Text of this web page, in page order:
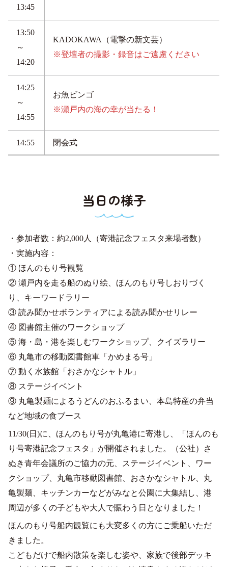
13:45
13:50
～
14:20
KADOKAWA（電撃の新文芸）
※登壇者の撮影・録音はご遠慮ください
14:25
～
14:55
お魚ビンゴ
※瀬戸内の海の幸が当たる！
14:55 閉会式
当日の様子
・参加者数：約2,000人（寄港記念フェスタ来場者数）
・実施内容：
① ほんのもり号観覧
② 瀬戸内を走る船のぬり絵、ほんのもり号しおりづく
り、キーワードラリー
③ 読み聞かせボランティアによる読み聞かせリレー
④ 図書館主催のワークショップ
⑤ 海・島・港を楽しむワークショップ、クイズラリー
⑥ 丸亀市の移動図書館車「かめまる号」
⑦ 動く水族館「おさかなシャトル」
⑧ ステージイベント
⑨ 丸亀製麺によるうどんのおふるまい、本島特産の弁当
など地域の食ブース
11/30(日)に、ほんのもり号が丸亀港に寄港し、「ほんのも
り号寄港記念フェスタ」が開催されました。（公社）さ
ぬき青年会議所のご協力の元、ステージイベント、ワー
クショップ、丸亀市移動図書館、おさかなシャトル、丸
亀製麺、キッチンカーなどがみなと公園に大集結し、港
周辺が多くの子どもや大人で賑わう日となりました！
ほんのもり号船内観覧にも大変多くの方にご乗船いただ
きました。
こどもだけで船内散策を楽しむ姿や、家族で後部デッキ